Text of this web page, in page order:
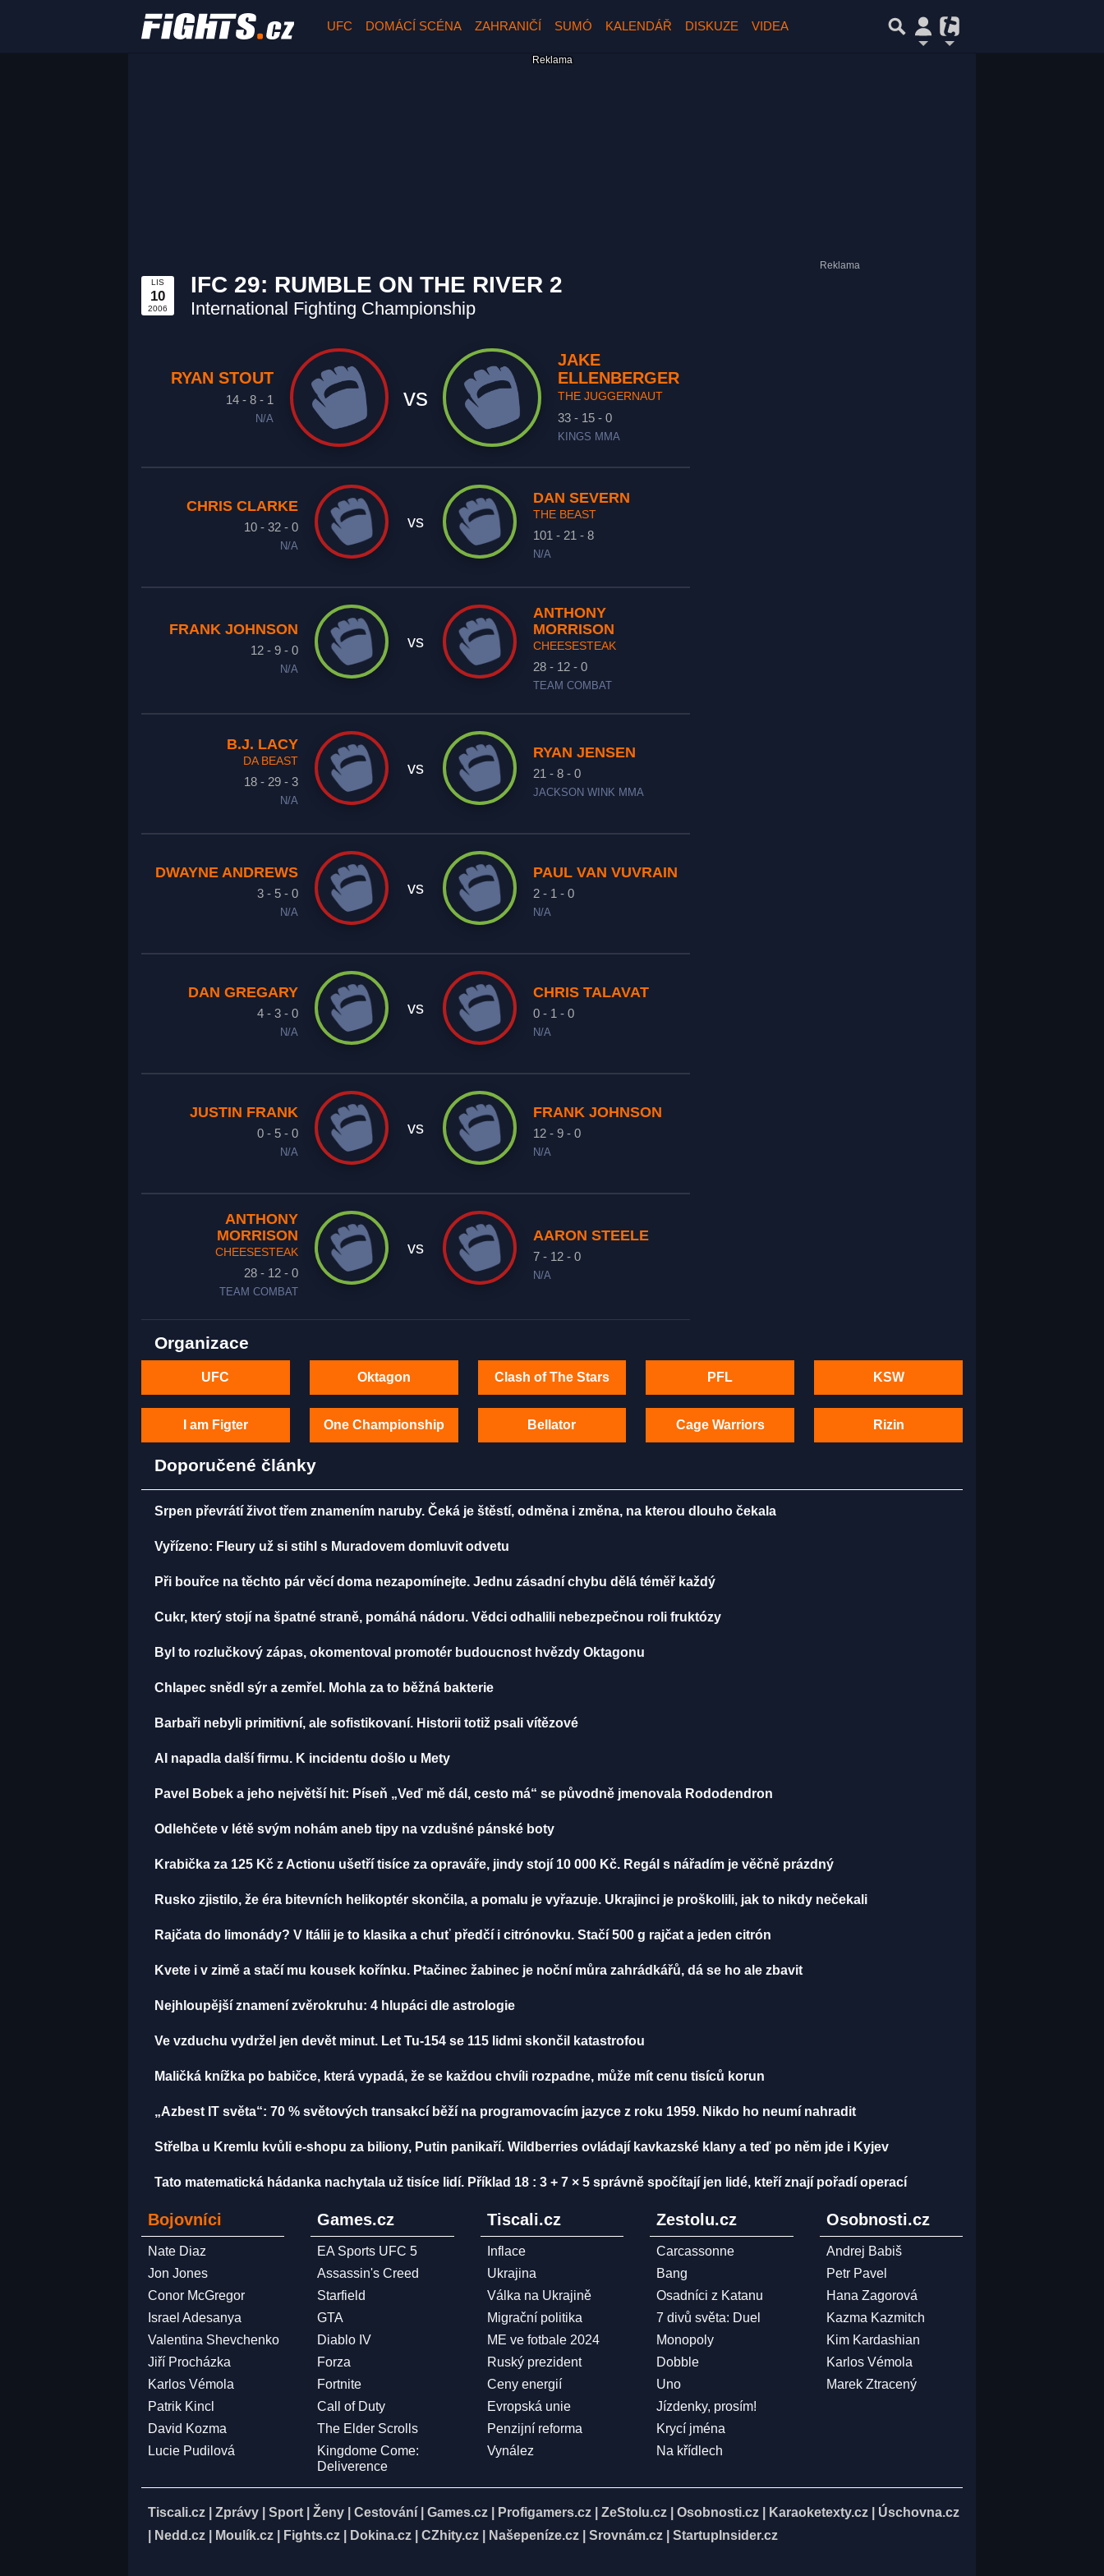
UFC DOMÁCÍ SCÉNA ZAHRANIČÍ SUMÓ KALENDÁŘ DISKUZE VIDEA
LIS
10
2006
IFC 29: RUMBLE ON THE RIVER 2
International Fighting Championship
RYAN STOUT
14 - 8 - 1
N/A
vs
JAKE
ELLENBERGER
THE JUGGERNAUT
33 - 15 - 0
KINGS MMA
CHRIS CLARKE
10 - 32 - 0
N/A
vs
DAN SEVERN
THE BEAST
101 - 21 - 8
N/A
FRANK JOHNSON
12 - 9 - 0
N/A
vs
ANTHONY
MORRISON
CHEESESTEAK
28 - 12 - 0
TEAM COMBAT
B.J. LACY
DA BEAST
18 - 29 - 3
N/A
vs
RYAN JENSEN
21 - 8 - 0
JACKSON WINK MMA
DWAYNE ANDREWS
3 - 5 - 0
N/A
vs
PAUL VAN VUVRAIN
2 - 1 - 0
N/A
DAN GREGARY
4 - 3 - 0
N/A
vs
CHRIS TALAVAT
0 - 1 - 0
N/A
JUSTIN FRANK
0 - 5 - 0
N/A
vs
FRANK JOHNSON
12 - 9 - 0
N/A
ANTHONY
MORRISON
CHEESESTEAK
28 - 12 - 0
TEAM COMBAT
vs
AARON STEELE
7 - 12 - 0
N/A
Organizace
UFC Oktagon Clash of The Stars PFL KSW
I am Figter One Championship Bellator Cage Warriors Rizin
Doporučené články
Srpen převrátí život třem znamením naruby. Čeká je štěstí, odměna i změna, na kterou dlouho čekala
Vyřízeno: Fleury už si stihl s Muradovem domluvit odvetu
Při bouřce na těchto pár věcí doma nezapomínejte. Jednu zásadní chybu dělá téměř každý
Cukr, který stojí na špatné straně, pomáhá nádoru. Vědci odhalili nebezpečnou roli fruktózy
Byl to rozlučkový zápas, okomentoval promotér budoucnost hvězdy Oktagonu
Chlapec snědl sýr a zemřel. Mohla za to běžná bakterie
Barbaři nebyli primitivní, ale sofistikovaní. Historii totiž psali vítězové
AI napadla další firmu. K incidentu došlo u Mety
Pavel Bobek a jeho největší hit: Píseň „Veď mě dál, cesto má“ se původně jmenovala Rododendron
Odlehčete v létě svým nohám aneb tipy na vzdušné pánské boty
Krabička za 125 Kč z Actionu ušetří tisíce za opraváře, jindy stojí 10 000 Kč. Regál s nářadím je věčně prázdný
Rusko zjistilo, že éra bitevních helikoptér skončila, a pomalu je vyřazuje. Ukrajinci je proškolili, jak to nikdy nečekali
Rajčata do limonády? V Itálii je to klasika a chuť předčí i citrónovku. Stačí 500 g rajčat a jeden citrón
Kvete i v zimě a stačí mu kousek kořínku. Ptačinec žabinec je noční můra zahrádkářů, dá se ho ale zbavit
Nejhloupější znamení zvěrokruhu: 4 hlupáci dle astrologie
Ve vzduchu vydržel jen devět minut. Let Tu-154 se 115 lidmi skončil katastrofou
Maličká knížka po babičce, která vypadá, že se každou chvíli rozpadne, může mít cenu tisíců korun
„Azbest IT světa“: 70 % světových transakcí běží na programovacím jazyce z roku 1959. Nikdo ho neumí nahradit
Střelba u Kremlu kvůli e-shopu za biliony, Putin panikaří. Wildberries ovládají kavkazské klany a teď po něm jde i Kyjev
Tato matematická hádanka nachytala už tisíce lidí. Příklad 18 : 3 + 7 × 5 správně spočítají jen lidé, kteří znají pořadí operací
Bojovníci
Nate Diaz
Jon Jones
Conor McGregor
Israel Adesanya
Valentina Shevchenko
Jiří Procházka
Karlos Vémola
Patrik Kincl
David Kozma
Lucie Pudilová
Games.cz
EA Sports UFC 5
Assassin's Creed
Starfield
GTA
Diablo IV
Forza
Fortnite
Call of Duty
The Elder Scrolls
Kingdome Come:
Deliverence
Tiscali.cz
Inflace
Ukrajina
Válka na Ukrajině
Migrační politika
ME ve fotbale 2024
Ruský prezident
Ceny energií
Evropská unie
Penzijní reforma
Vynález
Zestolu.cz
Carcassonne
Bang
Osadníci z Katanu
7 divů světa: Duel
Monopoly
Dobble
Uno
Jízdenky, prosím!
Krycí jména
Na křídlech
Osobnosti.cz
Andrej Babiš
Petr Pavel
Hana Zagorová
Kazma Kazmitch
Kim Kardashian
Karlos Vémola
Marek Ztracený
Tiscali.cz Zprávy Sport Ženy Cestování Games.cz Profigamers.cz ZeStolu.cz Osobnosti.cz Karaoketexty.cz
Úschovna.cz
Nedd.cz Moulík.cz Fights.cz Dokina.cz CZhity.cz Našepeníze.cz Srovnám.cz StartupInsider.cz